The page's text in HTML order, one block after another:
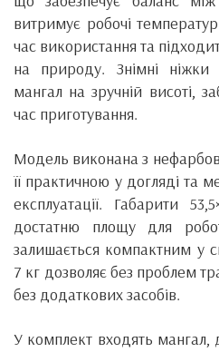
витримує робочі
час використання та
на природу. Знімні ніжки
мангал на зручній висоті,
час приготування.
Модель виконана з
її практичною у догляді та
експлуатації. Габарити
достатню площу для
залишається компактним у
7 кг дозволяє без проблем
без додаткових засобів.
У комплект входять мангал,